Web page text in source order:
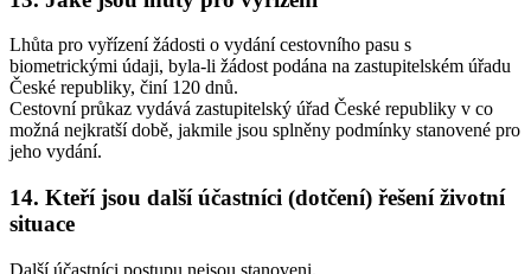
Lhůta pro vyřízení žádosti o vydání cestovního pasu s
biometrickými údaji, byla-li žádost podána na zastupitelském úřadu
České republiky, činí 120 dnů.
Cestovní průkaz vydává zastupitelský úřad České republiky v co
možná nejkratší době, jakmile jsou splněny podmínky stanovené pro
jeho vydání.
14. Kteří jsou další účastníci (dotčení) řešení životní
situace
Další účastníci postupu nejsou stanoveni.